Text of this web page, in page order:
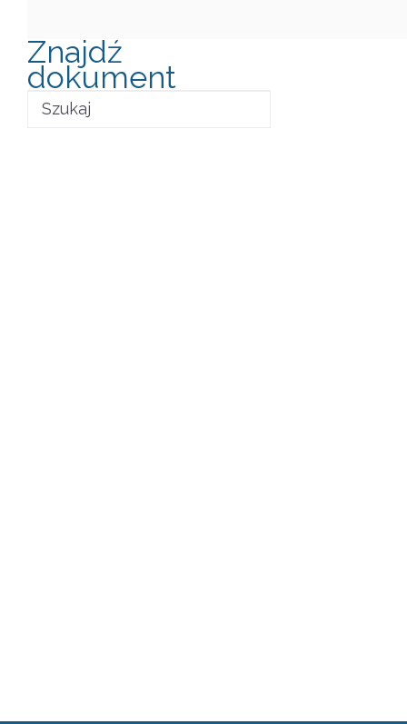
Znajdź
dokument